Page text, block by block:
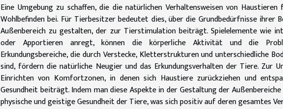
Eine Umgebung zu schaffen, die die natürlichen Verhaltensweisen von
Wohlbefinden bei. Für Tierbesitzer bedeutet dies, über die Grundbedürfnisse ihrer
Außenbereich zu gestalten, der zur Tierstimulation beiträgt. Spielelemente wie
oder Apportieren anregt, können die körperliche Aktivität und die
Erkundungsbereiche, die durch Verstecke, Kletterstrukturen und unterschiedliche
sind, fördern die natürliche Neugier und das Erkundungsverhalten der Tiere. Zur
Einrichten von Komfortzonen, in denen sich Haustiere zurückziehen und
Gesundheit beiträgt. Indem man diese Aspekte in der Gestaltung der
physische und geistige Gesundheit der Tiere, was sich positiv auf deren gesamtes